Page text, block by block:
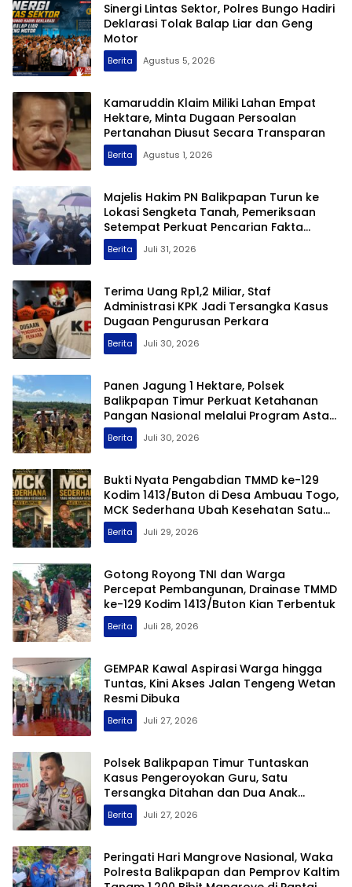
Sinergi Lintas Sektor, Polres Bungo Hadiri
Deklarasi Tolak Balap Liar dan Geng
Motor
Berita Agustus 5, 2026
Kamaruddin Klaim Miliki Lahan Empat
Hektare, Minta Dugaan Persoalan
Pertanahan Diusut Secara Transparan
Berita Agustus 1, 2026
Majelis Hakim PN Balikpapan Turun ke
Lokasi Sengketa Tanah, Pemeriksaan
Setempat Perkuat Pencarian Fakta
Hukum
Berita Juli 31, 2026
Terima Uang Rp1,2 Miliar, Staf
Administrasi KPK Jadi Tersangka Kasus
Dugaan Pengurusan Perkara
Berita Juli 30, 2026
Panen Jagung 1 Hektare, Polsek
Balikpapan Timur Perkuat Ketahanan
Pangan Nasional melalui Program Asta
Cita
Berita Juli 30, 2026
Bukti Nyata Pengabdian TMMD ke-129
Kodim 1413/Buton di Desa Ambuau Togo,
MCK Sederhana Ubah Kesehatan Satu
Kampung
Berita Juli 29, 2026
Gotong Royong TNI dan Warga
Percepat Pembangunan, Drainase TMMD
ke-129 Kodim 1413/Buton Kian Terbentuk
Berita Juli 28, 2026
GEMPAR Kawal Aspirasi Warga hingga
Tuntas, Kini Akses Jalan Tengeng Wetan
Resmi Dibuka
Berita Juli 27, 2026
Polsek Balikpapan Timur Tuntaskan
Kasus Pengeroyokan Guru, Satu
Tersangka Ditahan dan Dua Anak
Berhadapan dengan Hukum Wajib Lapor
Berita Juli 27, 2026
Peringati Hari Mangrove Nasional, Waka
Polresta Balikpapan dan Pemprov Kaltim